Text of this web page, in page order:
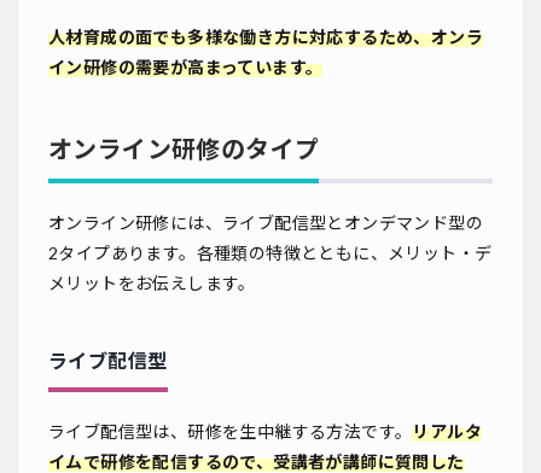
人材育成の面でも多様な働き方に対応するため、オンラ
イン研修の需要が高まっています。
オンライン研修のタイプ
オンライン研修には、ライブ配信型とオンデマンド型の
2タイプあります。各種類の特徴とともに、メリット・デ
メリットをお伝えします。
ライブ配信型
ライブ配信型は、研修を生中継する方法です。リアルタ
イムで研修を配信するので、受講者が講師に質問した